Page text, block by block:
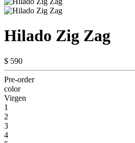
Hilado Zig Zag
$ 590
Pre-order
color
Virgen
1
2
3
4